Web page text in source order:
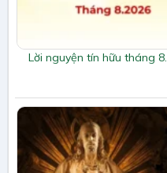
Lời nguyện tín hữu tháng